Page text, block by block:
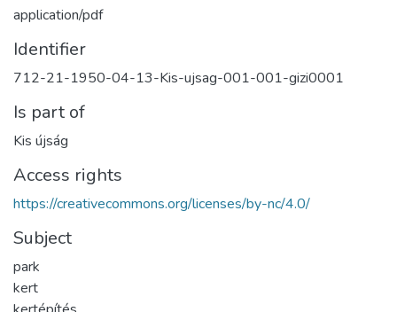
application/pdf
Identifier
712-21-1950-04-13-Kis-ujsag-001-001-gizi0001
Is part of
Kis újság
Access rights
https://creativecommons.org/licenses/by-nc/4.0/
Subject
park
kert